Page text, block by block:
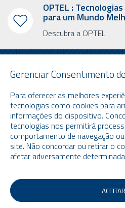
Gerenciar Consentimento
Para oferecer as melhores
tecnologias como cookies para
informações do dispositivo.
tecnologias nos permitirá
comportamento de navegação
site. Não concordar ou retirar o
afetar adversamente
ACEITAR
OPTEL :
para um Mundo
Descubra a OPTEL
RECEBA NOSSO
Recena informações sobre o
eventos e nossas últimas notícias!
* Por favor, observe que o newsletter
inglês.